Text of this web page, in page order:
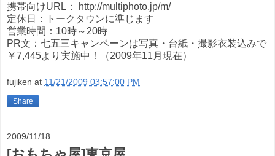
携帯向けURL： http://multiphoto.jp/m/
定休日：トークタウンに準じます
営業時間：10時～20時
PR文：七五三キャンペーンは写真・台紙・撮影衣装込みで
￥7,445より実施中！（2009年11月現在）
fujiken at 11/21/2009 03:57:00 PM
Share
2009/11/18